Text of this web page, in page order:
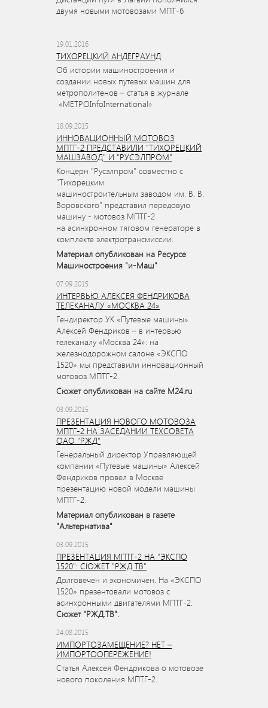
двумя новыми мотовозами МПТ-6
19.01.2016
ТИХОРЕЦКИЙ АНДЕГРАУНД
Об истории машиностроения и
создании новых путевых машин для
метрополитенов – статья в журнале
«МЕТРОInfoInternational»
18.09.2015
ИННОВАЦИОННЫЙ МОТОВОЗ
МПТГ-2 ПРЕДСТАВИЛИ "ТИХОРЕЦКИЙ
МАШЗАВОД" И "РУСЭЛПРОМ"
Концерн "Русэлпром" совместно с
"Тихорецким
машиностроительным заводом им. В. В.
Воровского" представил передовую
машину - мотовоз МПТГ-2
на асинхронном тяговом генераторе в
комплекте электротрансмиссии.
Материал опубликован на Ресурсе
Машиностроения "и-Маш"
07.09.2015
ИНТЕРВЬЮ АЛЕКСЕЯ ФЕНДРИКОВА
ТЕЛЕКАНАЛУ «МОСКВА 24»
Гендиректор УК «Путевые машины»
Алексей Фендриков – в интервью
телеканалу «Москва 24»: на
железнодорожном салоне «ЭКСПО
1520» мы представили инновационный
мотовоз МПТГ-2.
Сюжет опубликован на сайте M24.ru
03.09.2015
ПРЕЗЕНТАЦИЯ НОВОГО МОТОВОЗА
МПТГ-2 НА ЗАСЕДАНИИ ТЕХСОВЕТА
ОАО "РЖД"
Генеральный директор Управляющей
компании «Путевые машины» Алексей
Фендриков провел в Москве
презентацию новой модели машины
МПТГ-2.
Материал опубликован в газете
"Альтернатива"
03.09.2015
ПРЕЗЕНТАЦИЯ МПТГ-2 НА "ЭКСПО
1520": СЮЖЕТ "РЖД ТВ"
Долговечен и экономичен. На «ЭКСПО
1520» презентовали мотовоз с
асинхронными двигателями МПТГ-2.
Сюжет "РЖД.ТВ".
24.08.2015
ИМПОРТОЗАМЕЩЕНИЕ? НЕТ –
ИМПОРТООПЕРЕЖЕНИЕ!
Статья Алексея Фендрикова о мотовозе
нового поколения МПТГ-2.